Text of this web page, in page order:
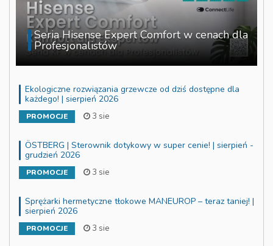
Seria Hisense Expert Comfort w cenach dla
Profesjonalistów
Ekologiczne rozwiązania grzewcze od dziś dostępne dla
każdego! | sierpień 2026
PROMOCJE 3 sie
ÖSTBERG | Sterownik dotykowy w super cenie! | sierpień -
grudzień 2026
PROMOCJE 3 sie
Sprężarki hermetyczne tłokowe MANEUROP – teraz taniej! |
sierpień 2026
PROMOCJE 3 sie